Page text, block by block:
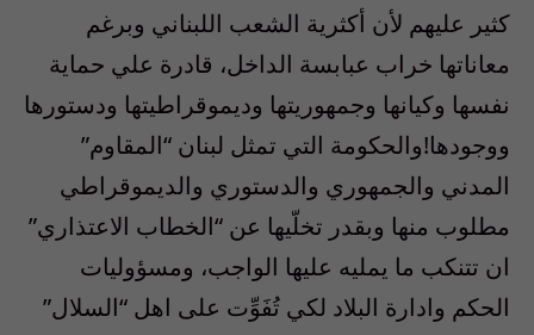
كثير عليهم لأن أكثرية الشعب اللبناني وبرغم
معاناتها خراب عبابسة الداخل، قادرة علي حماية
نفسها وكيانها وجمهوريتها وديموقراطيتها ودستورها
ووجودها!والحكومة التي تمثل لبنان “المقاوم”
المدني والجمهوري والدستوري والديموقراطي
مطلوب منها وبقدر تخلّيها عن “الخطاب الاعتذاري”
ان تتنكب ما يمليه عليها الواجب، ومسؤوليات
الحكم وادارة البلاد لكي تُفَوِّت على اهل “السلال”